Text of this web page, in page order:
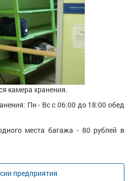
камера хранения.
Пн - Вс с 06:00 до 18:00 обед
места багажа - 80 рублей в
предприятия